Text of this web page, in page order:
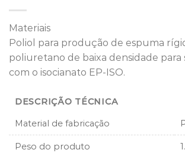
Materiais
Poliol para produção de espuma
poliuretano de baixa densidade para
com o isocianato EP-ISO.
DESCRIÇÃO TÉCNICA
Material de fabricação
Peso do produto